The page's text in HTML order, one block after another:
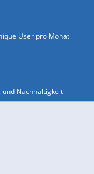
User pro Monat
Nachhaltigkeit